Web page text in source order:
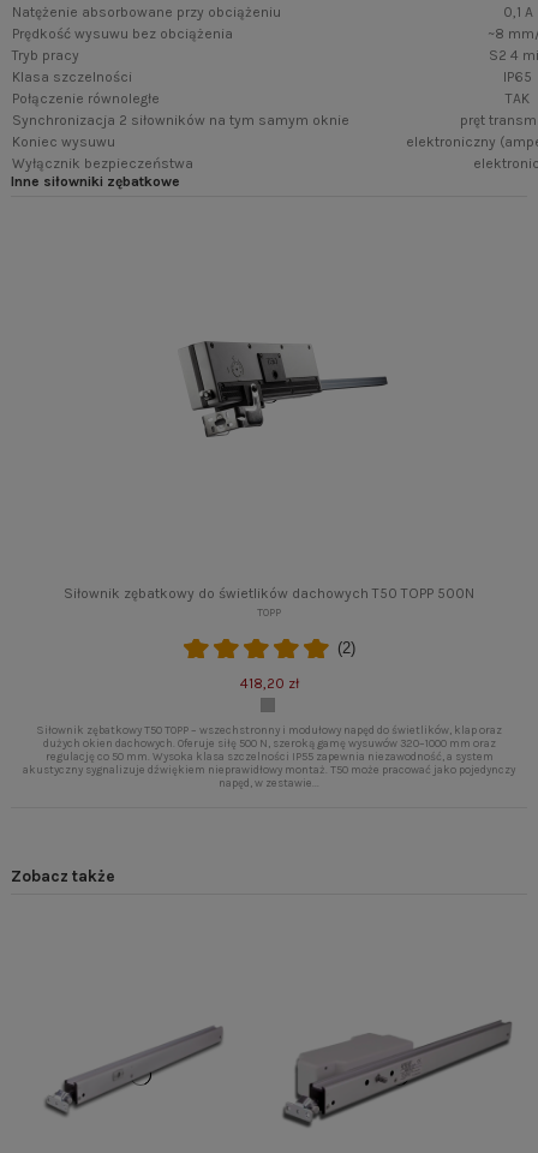
Natężenie absorbowane przy obciążeniu
0,1 A
Prędkość wysuwu bez obciążenia
~8
Tryb pracy
S2 4
Klasa szczelności
IP65
Połączenie równoległe
TAK
Synchronizacja 2 siłowników na tym samym oknie
pręt
Koniec wysuwu
elektroniczny
Wyłącznik bezpieczeństwa
Inne siłowniki zębatkowe
Siłownik zębatkowy do świetlików dachowych T50 TOPP 500N
TOPP
(2)
418,20 zł
Siłownik zębatkowy T50 TOPP – wszechstronny i modułowy napęd do świetlików, klap oraz
dużych okien dachowych. Oferuje siłę 500 N, szeroką gamę wysuwów 320–1000 mm oraz
regulację co 50 mm. Wysoka klasa szczelności IP55 zapewnia niezawodność, a system
akustyczny sygnalizuje dźwiękiem nieprawidłowy montaż. T50 może pracować jako pojedynczy
napęd, w zestawie...
Zobacz także